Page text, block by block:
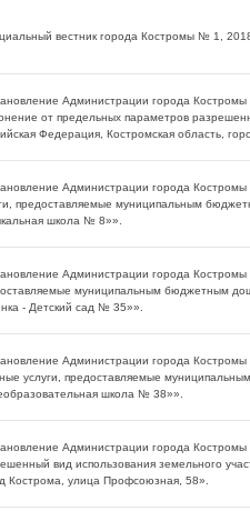
вестник города Костромы № 1,
Администрации города
от предельных параметров
Федерация, Костромская область,
Администрации города
предоставляемые муниципальным
школа № 8»».
Администрации города
муниципальным бюджетным
- Детский сад № 35»».
Администрации города
услуги, предоставляемые
школа № 38»».
Администрации города
вид использования земельного
Кострома, улица Профсоюзная, 58».